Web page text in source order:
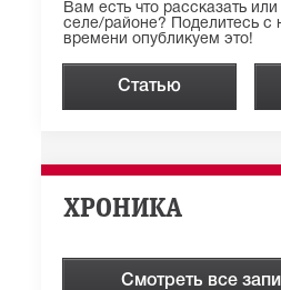
Вам есть что рассказать
селе/районе? Поделитесь
времени опубликуем это!
Статью
ХРОНИКА
Смотреть все